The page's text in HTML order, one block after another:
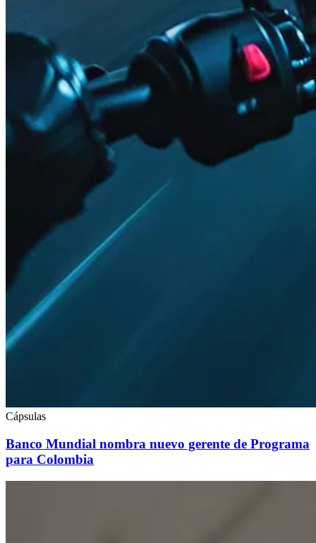
Cápsulas
Banco Mundial nombra nuevo gerente de Programa
para Colombia